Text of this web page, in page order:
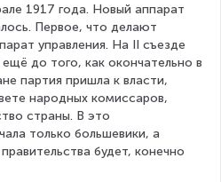
1917 года. Новый аппарат
Первое, что делают
управления. На II съезде
до того, как окончательно в
партия пришла к власти,
народных комиссаров,
страны. В это
только большевики, а
будет, конечно